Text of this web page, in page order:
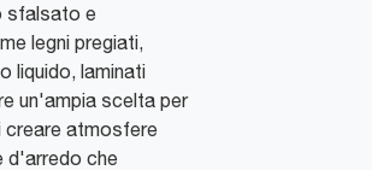
sfalsato e
legni pregiati,
liquido, laminati
un'ampia scelta per
creare atmosfere
d'arredo che